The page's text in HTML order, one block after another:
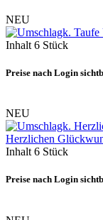
NEU
Inhalt 6 Stück
Preise nach Login
NEU
Herzlichen
Inhalt 6 Stück
Preise nach Login